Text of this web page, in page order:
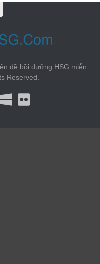
đề bồi dưỡng HSG miễn
Reserved.